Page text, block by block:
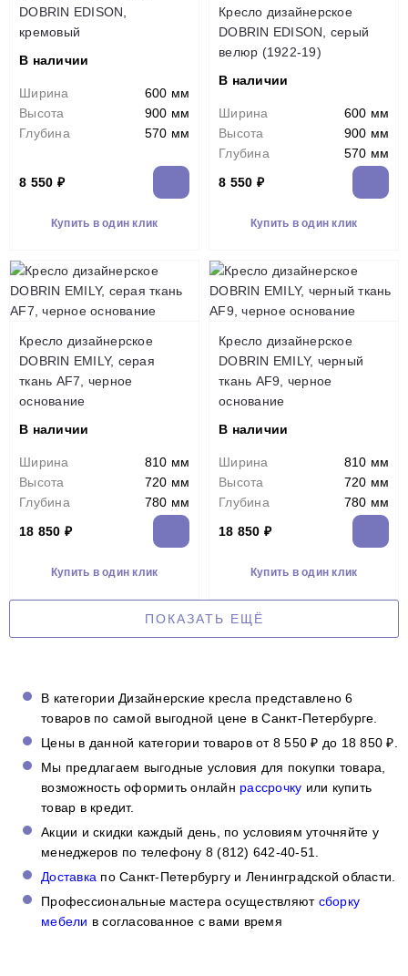
DOBRIN EDISON,
кремовый
В наличии
Ширина
600 мм
Высота
900 мм
Глубина
570 мм
8 550 ₽
Купить в один клик
Кресло дизайнерское
DOBRIN EDISON, серый
велюр (1922-19)
В наличии
Ширина
600 мм
Высота
900 мм
Глубина
570 мм
8 550 ₽
Купить в один клик
Кресло дизайнерское
DOBRIN EMILY, серая
ткань AF7, черное
основание
В наличии
Ширина
810 мм
Высота
720 мм
Глубина
780 мм
18 850 ₽
Купить в один клик
Кресло дизайнерское
DOBRIN EMILY, черный
ткань AF9, черное
основание
В наличии
Ширина
810 мм
Высота
720 мм
Глубина
780 мм
18 850 ₽
Купить в один клик
ПОКАЗАТЬ ЕЩЁ
В категории Дизайнерские кресла представлено 6
товаров по самой выгодной цене в Санкт-Петербурге.
Цены в данной категории товаров от 8 550 ₽ до 18 850 ₽.
Мы предлагаем выгодные условия для покупки товара,
возможность оформить онлайн рассрочку или купить
товар в кредит.
Акции и скидки каждый день, по условиям уточняйте у
менеджеров по телефону 8 (812) 642-40-51.
Доставка по Санкт-Петербургу и Ленинградской области.
Профессиональные мастера осуществляют сборку
мебели в согласованное с вами время